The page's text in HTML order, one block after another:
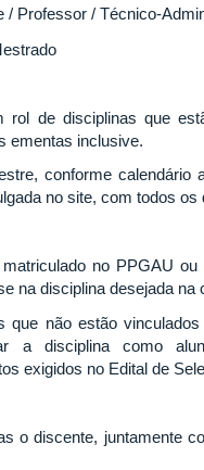
/ Professor / Técnico-
rol de disciplinas que
ementas inclusive.
conforme calendário
no site, com todos
no PPGAU
na disciplina desejada na
que não estão
a disciplina como
exigidos no Edital de
o discente, juntamente